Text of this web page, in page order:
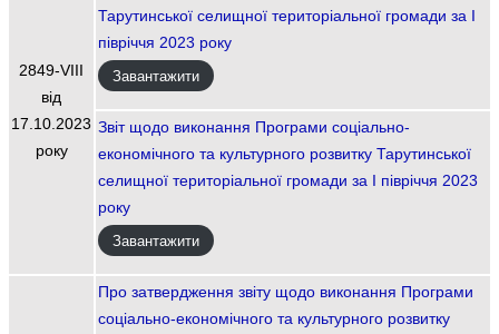
2849-VIIІ
від
17.10.2023
року
Тарутинської селищної територіальної громади за І
півріччя 2023 року
Завантажити
Звіт щодо виконання Програми соціально-
економічного та культурного розвитку Тарутинської
селищної територіальної громади за І півріччя 2023
року
Завантажити
Про затвердження звіту щодо виконання Програми
соціально-економічного та культурного розвитку